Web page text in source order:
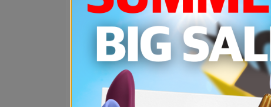
예상치 못한 에러입니다.